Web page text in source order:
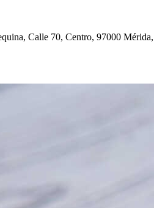
Calle 70, Centro, 97000 Mérida,